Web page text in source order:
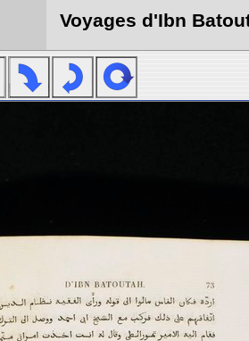
Voyages d'Ibn